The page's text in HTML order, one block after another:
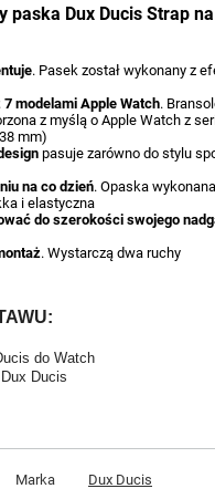
paska Dux Ducis Strap
. Pasek został wykonany z
modelami Apple Watch.
z myślą o Apple Watch z
mm)
pasuje zarówno do stylu
na co dzień. Opaska
i elastyczna
do szerokości swojego
. Wystarczą dwa ruchy
do Watch
Ducis
Marka Dux Ducis